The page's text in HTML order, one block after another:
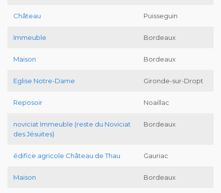
Château Puisseguin
Immeuble Bordeaux
Maison Bordeaux
Eglise Notre-Dame Gironde-sur-Dropt
Reposoir Noaillac
noviciat Immeuble (reste du Noviciat
des Jésuites)
Bordeaux
édifice agricole Château de Thau Gauriac
Maison Bordeaux